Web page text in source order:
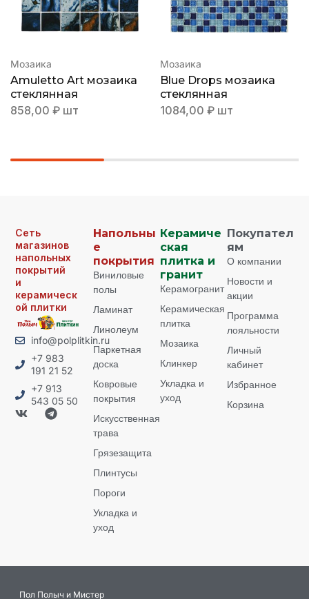
Мозаика
Amuletto Art мозаика
стеклянная
858,00 ₽ шт
Мозаика
Blue Drops мозаика
стеклянная
1084,00 ₽ шт
Сеть
магазинов
напольных
покрытий
и
керамическ
ой плитки
info@polplitkin.ru
+7 983
191 21 52
+7 913
543 05 50
Напольны
е
покрытия
Виниловые
полы
Ламинат
Линолеум
Паркетная
доска
Ковровые
покрытия
Искусственная
трава
Грязезащита
Плинтусы
Пороги
Укладка и
уход
Керамиче
ская
плитка и
гранит
Керамогранит
Керамическая
плитка
Мозаика
Клинкер
Укладка и
уход
Покупател
ям
О компании
Новости и
акции
Программа
лояльности
Личный
кабинет
Избранное
Корзина
Пол Полыч и Мистер